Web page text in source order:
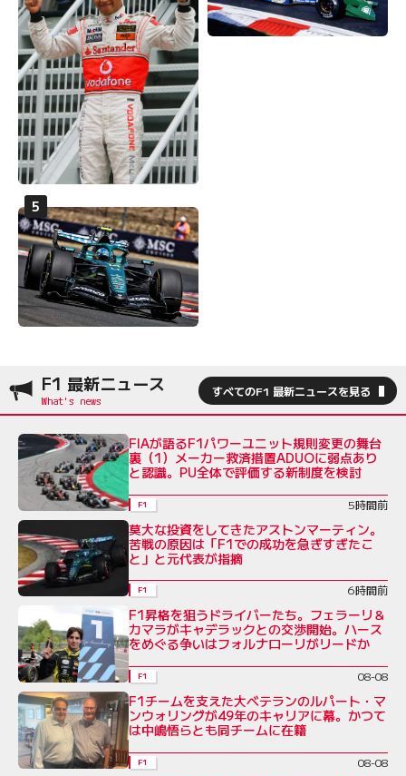
F1 最新ニュース すべてのF1 最新ニュースを見る
FIAが語るF1パワーユニット規則変更の舞台
裏（1）メーカー救済措置ADUOに弱点あり
と認識。PU全体で評価する新制度を検討
F1 5時間前
莫大な投資をしてきたアストンマーティン。
苦戦の原因は「F1での成功を急ぎすぎたこ
と」と元代表が指摘
F1 6時間前
F1昇格を狙うドライバーたち。フェラーリ＆
カマラがキャデラックとの交渉開始。ハース
をめぐる争いはフォルナローリがリードか
F1 08-08
F1チームを支えた大ベテランのルパート・マ
ンウォリングが49年のキャリアに幕。かつて
は中嶋悟らとも同チームに在籍
F1 08-08